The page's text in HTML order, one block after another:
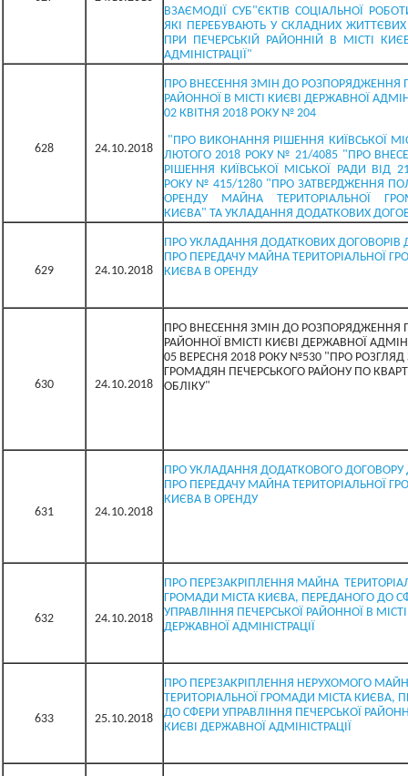
ВЗАЄМОДІЇ СУБ"ЄКТІВ СОЦІАЛЬНОЇ
ЯКІ ПЕРЕБУВАЮТЬ У СКЛАДНИХ
ПРИ ПЕЧЕРСЬКІЙ РАЙОННІЙ В МІСТІ
АДМІНІСТРАЦІЇ"
628 24.10.2018
ПРО ВНЕСЕННЯ ЗМІН ДО РОЗПОРЯДЖЕННЯ
РАЙОННОЇ В МІСТІ КИЄВІ ДЕРЖАВНОЇ
02 КВІТНЯ 2018 РОКУ № 204
"ПРО ВИКОНАННЯ РІШЕННЯ КИЇВСЬКОЇ
ЛЮТОГО 2018 РОКУ № 21/4085 "ПРО
РІШЕННЯ КИЇВСЬКОЇ МІСЬКОЇ РАДИ ВІД
РОКУ № 415/1280 "ПРО ЗАТВЕРДЖЕННЯ
ОРЕНДУ МАЙНА ТЕРИТОРІАЛЬНОЇ
КИЄВА" ТА УКЛАДАННЯ ДОДАТКОВИХ
629 24.10.2018
ПРО УКЛАДАННЯ ДОДАТКОВИХ ДОГОВОРІВ
ПРО ПЕРЕДАЧУ МАЙНА ТЕРИТОРІАЛЬНОЇ
КИЄВА В ОРЕНДУ
630 24.10.2018
ПРО ВНЕСЕННЯ ЗМІН ДО РОЗПОРЯДЖЕННЯ
РАЙОННОЇ ВМІСТІ КИЄВІ ДЕРЖАВНОЇ
05 ВЕРЕСНЯ 2018 РОКУ №530 "ПРО РОЗГЛЯД
ГРОМАДЯН ПЕЧЕРСЬКОГО РАЙОНУ ПО
ОБЛІКУ"
631 24.10.2018
ПРО УКЛАДАННЯ ДОДАТКОВОГО ДОГОВОРУ
ПРО ПЕРЕДАЧУ МАЙНА ТЕРИТОРІАЛЬНОЇ
КИЄВА В ОРЕНДУ
632 24.10.2018
ПРО ПЕРЕЗАКРІПЛЕННЯ МАЙНА
ГРОМАДИ МІСТА КИЄВА, ПЕРЕДАНОГО ДО
УПРАВЛІННЯ ПЕЧЕРСЬКОЇ РАЙОННОЇ В
ДЕРЖАВНОЇ АДМІНІСТРАЦІЇ
633 25.10.2018
ПРО ПЕРЕЗАКРІПЛЕННЯ НЕРУХОМОГО
ТЕРИТОРІАЛЬНОЇ ГРОМАДИ МІСТА КИЄВА,
ДО СФЕРИ УПРАВЛІННЯ ПЕЧЕРСЬКОЇ
КИЄВІ ДЕРЖАВНОЇ АДМІНІСТРАЦІЇ